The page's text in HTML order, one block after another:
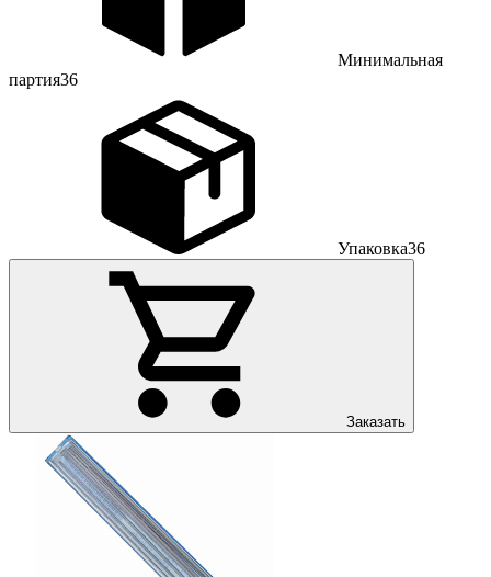
Минимальная
партия36
Упаковка36
Заказать